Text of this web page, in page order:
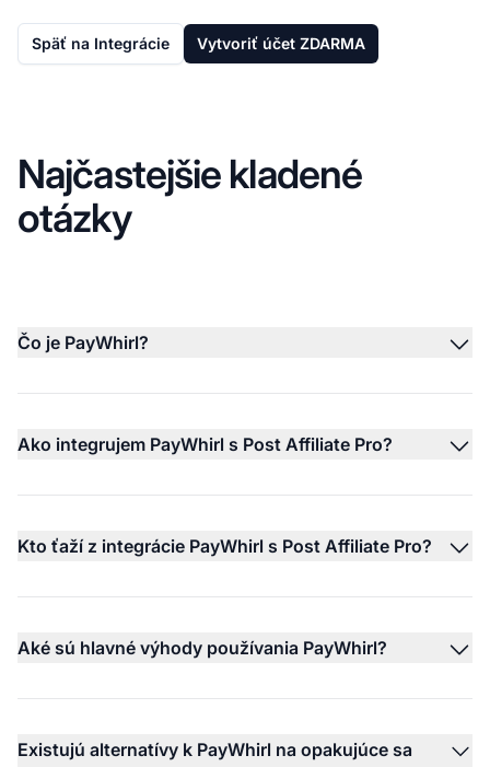
Späť na Integrácie Vytvoriť účet ZDARMA
Najčastejšie kladené
otázky
Čo je PayWhirl?
Ako integrujem PayWhirl s Post Affiliate Pro?
Kto ťaží z integrácie PayWhirl s Post Affiliate Pro?
Aké sú hlavné výhody používania PayWhirl?
Existujú alternatívy k PayWhirl na opakujúce sa